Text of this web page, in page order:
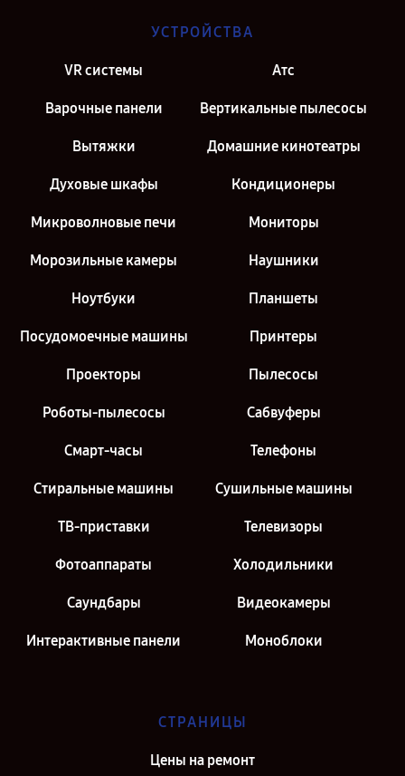
УСТРОЙСТВА
VR системы Атс
Варочные панели Вертикальные пылесосы
Вытяжки Домашние кинотеатры
Духовые шкафы Кондиционеры
Микроволновые печи Мониторы
Морозильные камеры Наушники
Ноутбуки Планшеты
Посудомоечные машины Принтеры
Проекторы Пылесосы
Роботы-пылесосы Сабвуферы
Смарт-часы Телефоны
Стиральные машины Сушильные машины
ТВ-приставки Телевизоры
Фотоаппараты Холодильники
Саундбары Видеокамеры
Интерактивные панели Моноблоки
СТРАНИЦЫ
Цены на ремонт